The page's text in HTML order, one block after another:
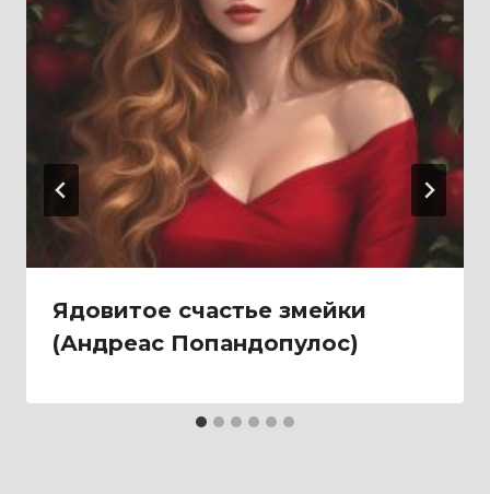
Ядовитое счастье змейки
(Андреас Попандопулос)